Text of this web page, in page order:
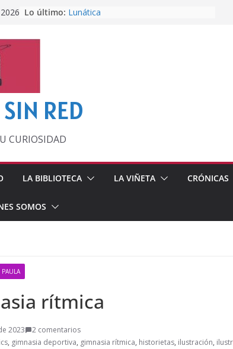
Lo último: Lunática
RED
CURIOSIDAD
LA BIBLIOTECA LA VIÑETA CRÓNICAS
SOMOS
rítmica
2023
2 comentarios
, gimnasia deportiva, gimnasia rítmica, historietas, ilustración,